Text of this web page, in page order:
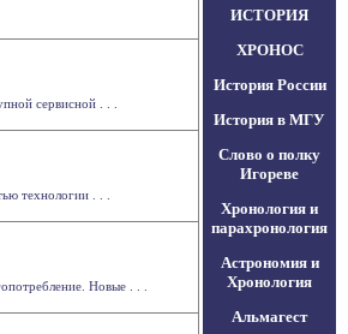
сервисной . . .
технологии . . .
Новые . . .
ИСТОРИЯ
ХРОНОС
История России
История в МГУ
Слово о полку
Игореве
Хронология и
парахронология
Астрономия и
Хронология
Альмагест